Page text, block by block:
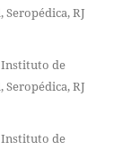
RJ
Instituto de
RJ
Instituto de